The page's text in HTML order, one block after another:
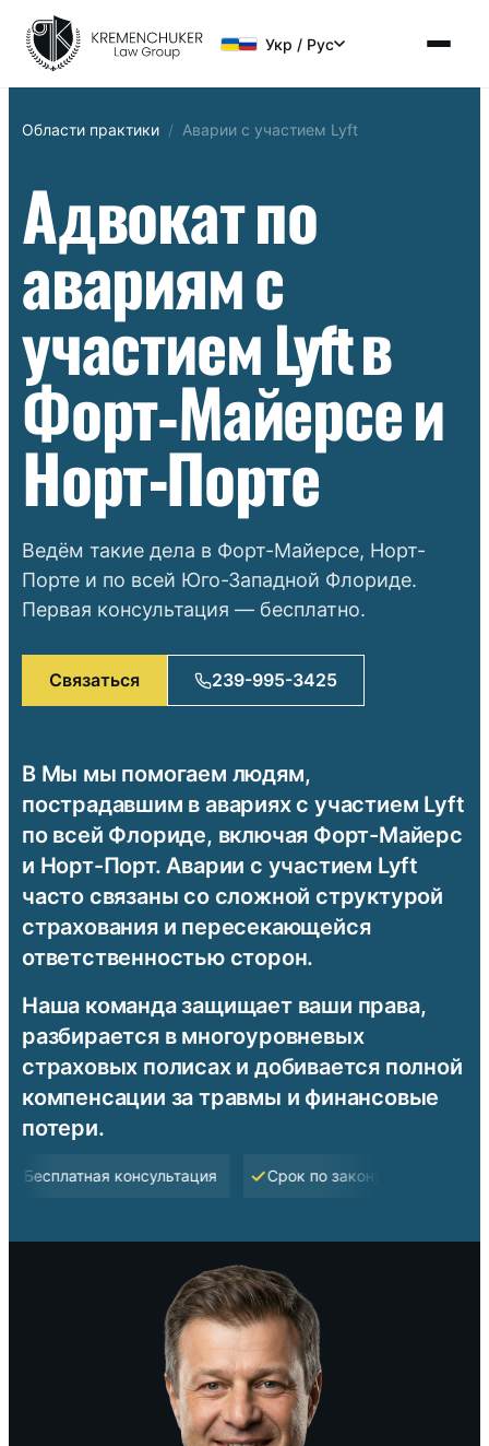
Укр / Рус
Области практики / Аварии с участием Lyft
Адвокат по
авариям с
участием Lyft в
Форт‑Майерсе и
Норт-Порте
Ведём такие дела в Форт-Майерсе, Норт-
Порте и по всей Юго-Западной Флориде.
Первая консультация — бесплатно.
Связаться 239-995-3425
В Мы мы помогаем людям,
пострадавшим в авариях с участием Lyft
по всей Флориде, включая Форт-Майерс
и Норт-Порт. Аварии с участием Lyft
часто связаны со сложной структурой
страхования и пересекающейся
ответственностью сторон.
Наша команда защищает ваши права,
разбирается в многоуровневых
страховых полисах и добивается полной
компенсации за травмы и финансовые
потери.
консультация Срок по закону Флориды — 2 года